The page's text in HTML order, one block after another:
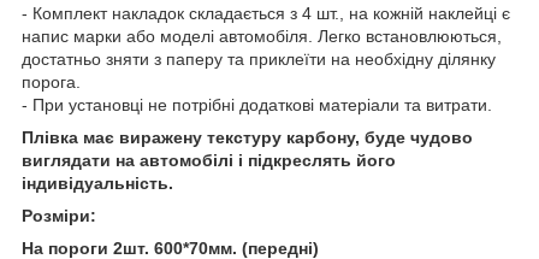
- Комплект накладок складається з 4 шт., на кожній наклейці є
напис марки або моделі автомобіля. Легко встановлюються,
достатньо зняти з паперу та приклеїти на необхідну ділянку
порога.
- При установці не потрібні додаткові матеріали та витрати.
Плівка має виражену текстуру карбону, буде чудово
виглядати на автомобілі і підкреслять його
індивідуальність.
Розміри:
На пороги 2шт. 600*70мм. (передні)